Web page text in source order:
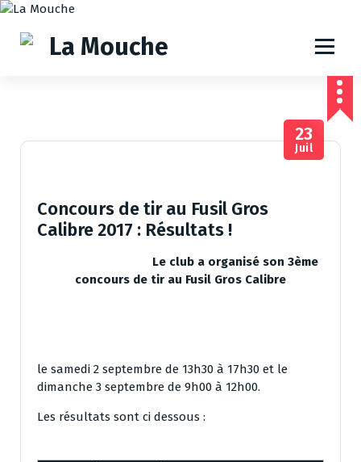
A
23
Juil
Concours de tir au Fusil Gros
Calibre 2017 : Résultats !
Le club a organisé son 3ème
concours de tir au Fusil Gros Calibre
le samedi 2 septembre de 13h30 à 17h30 et le
dimanche 3 septembre de 9h00 à 12h00.
Les résultats sont ci dessous :